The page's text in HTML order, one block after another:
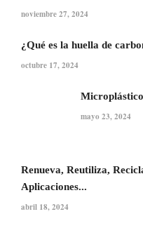
noviembre 27, 2024
¿Qué es la huella de
octubre 17, 2024
mayo 23, 2024
Renueva, Reutiliza,
Aplicaciones...
abril 18, 2024